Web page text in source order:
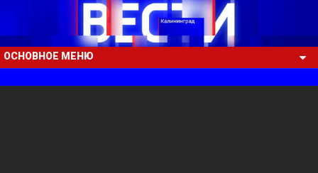
ОСНОВНОЕ МЕНЮ